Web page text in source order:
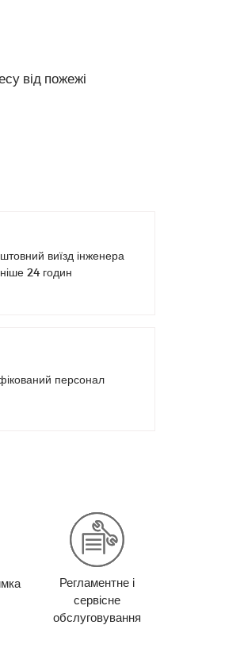
від пожежі
виїзд інженера
24 годин
персонал
Регламентне і
сервісне
обслуговування